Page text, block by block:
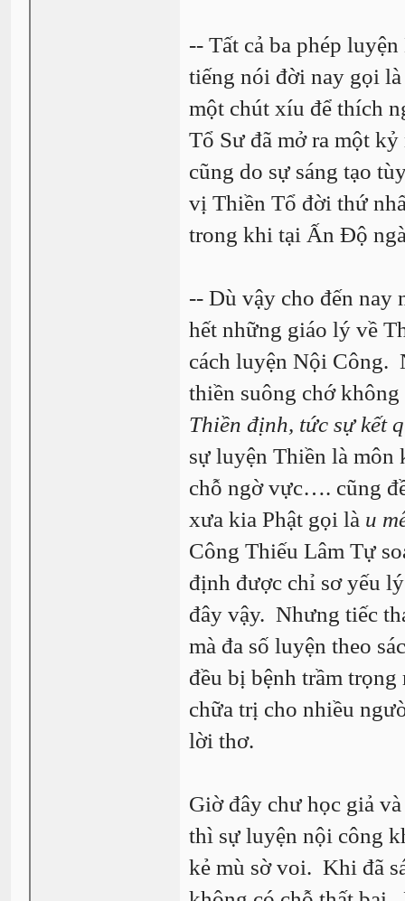
-- Tất cả ba phép
tiếng nói đời nay gọi
một chút xíu để thích
Tổ Sư đã mở ra một
cũng do sự sáng tạo
vị Thiền Tổ đời thứ
trong khi tại Ấn Độ
-- Dù vậy cho đến nay
hết những giáo lý về
cách luyện Nội Công.
thiền suông chớ
Thiền định, tức sự kết
sự luyện Thiền là môn
chỗ ngờ vực…. cũng
xưa kia Phật gọi là u
Công Thiếu Lâm Tự
định được chỉ sơ yếu
đây vậy. Nhưng tiếc
mà đa số luyện theo
đều bị bệnh trầm trọng
chữa trị cho nhiều
lời thơ.
Giờ đây chư học giả
thì sự luyện nội công
kẻ mù sờ voi. Khi đã